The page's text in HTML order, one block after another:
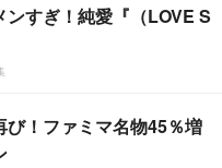
ンすぎ！純愛『（LOVE S
び！ファミマ名物45％増